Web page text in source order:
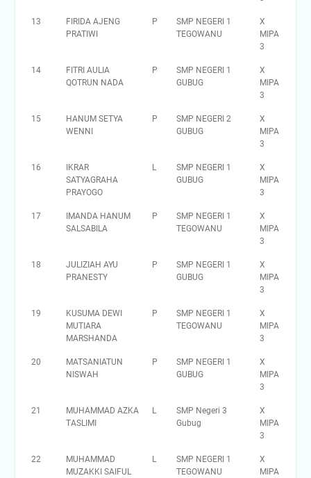
13
FIRIDA AJENG
PRATIWI
P
SMP NEGERI 1
TEGOWANU
X
MIPA
3
14
FITRI AULIA
QOTRUN NADA
P
SMP NEGERI 1
GUBUG
X
MIPA
3
15
HANUM SETYA
WENNI
P
SMP NEGERI 2
GUBUG
X
MIPA
3
16
IKRAR
SATYAGRAHA
PRAYOGO
L
SMP NEGERI 1
GUBUG
X
MIPA
3
17
IMANDA HANUM
SALSABILA
P
SMP NEGERI 1
TEGOWANU
X
MIPA
3
18
JULIZIAH AYU
PRANESTY
P
SMP NEGERI 1
GUBUG
X
MIPA
3
19
KUSUMA DEWI
MUTIARA
MARSHANDA
P
SMP NEGERI 1
TEGOWANU
X
MIPA
3
20
MATSANIATUN
NISWAH
P
SMP NEGERI 1
GUBUG
X
MIPA
3
21
MUHAMMAD AZKA
TASLIMI
L
SMP Negeri 3
Gubug
X
MIPA
3
22
MUHAMMAD
MUZAKKI SAIFUL
L
SMP NEGERI 1
TEGOWANU
X
MIPA